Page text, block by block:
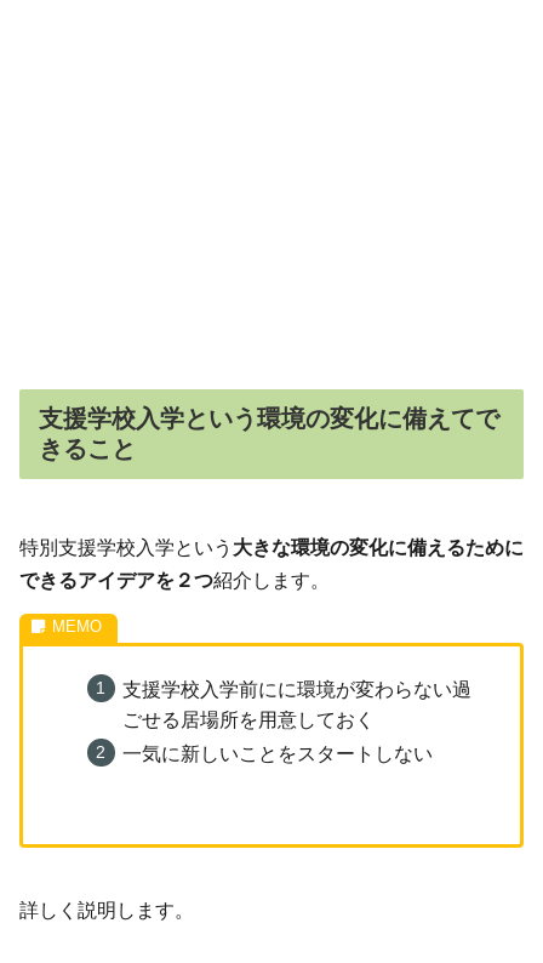
支援学校入学という環境の変化に備えてで
きること
特別支援学校入学という 大きな環境の変化に備えるために
できるアイデアを２つ紹介します。
支援学校入学前にに環境が変わらない過
ごせる居場所を用意しておく
一気に新しいことをスタートしない
詳しく説明します。